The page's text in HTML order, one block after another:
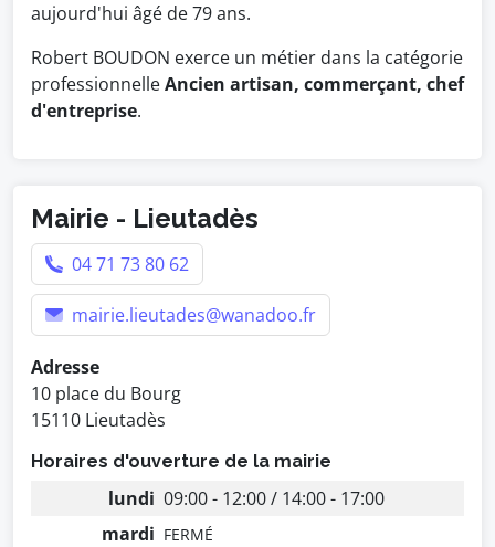
aujourd'hui âgé de 79 ans.
Robert BOUDON exerce un métier dans la catégorie
professionnelleAncien artisan, commerçant, chef
d'entreprise.
Mairie - Lieutadès
04 71 73 80 62
mairie.lieutades@wanadoo.fr
Adresse
10 place du Bourg
15110 Lieutadès
Horaires d'ouverture de la mairie
lundi 09:00 - 12:00 / 14:00 - 17:00
mardi FERMÉ